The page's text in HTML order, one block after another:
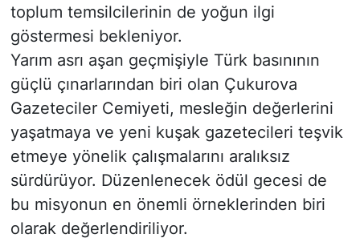
toplum temsilcilerinin de yoğun ilgi
göstermesi bekleniyor.
Yarım asrı aşan geçmişiyle Türk basınının
güçlü çınarlarından biri olan Çukurova
Gazeteciler Cemiyeti, mesleğin değerlerini
yaşatmaya ve yeni kuşak gazetecileri teşvik
etmeye yönelik çalışmalarını aralıksız
sürdürüyor. Düzenlenecek ödül gecesi de
bu misyonun en önemli örneklerinden biri
olarak değerlendiriliyor.